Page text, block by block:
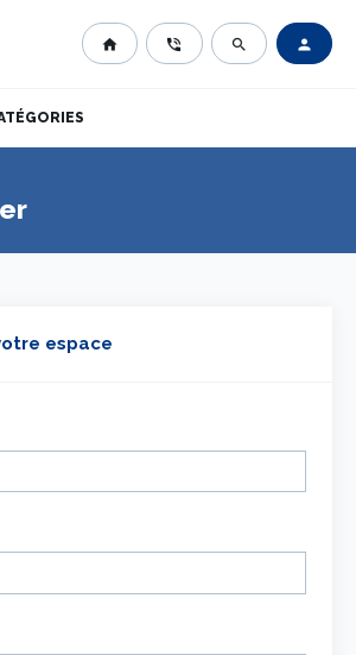
home phone_in_talk search person
espace